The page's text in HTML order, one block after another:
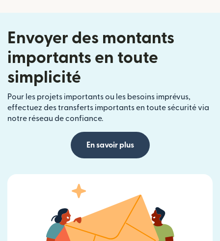
Envoyer des montants
importants en toute
simplicité
Pour les projets importants ou les besoins imprévus,
effectuez des transferts importants en toute sécurité via
notre réseau de confiance.
En savoir plus